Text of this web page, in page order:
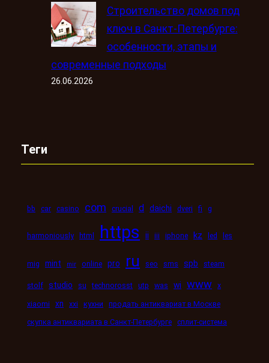
Строительство домов под
ключ в Санкт-Петербурге:
особенности, этапы и
современные подходы
26.06.2026
Теги
bb car casino com crucial d daichi dveri fi g
harmoniously html https ii iii iphone kz led les
mig mint mir online pro ru seo sms spb steam
stolf studio su technorosst utp was wi www x
xiaomi xn xxi кухни
продать антиквариат в Москве
скупка антиквариата в Санкт-Петербурге сплит-система